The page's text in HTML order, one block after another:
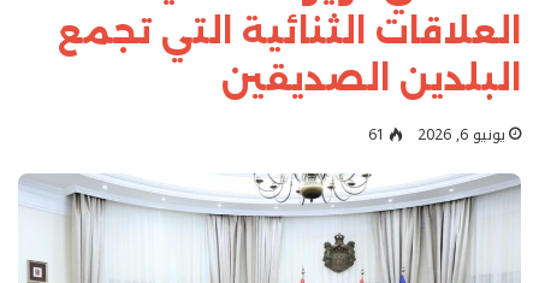
العلاقات الثنائية التي تجمع
البلدين الصديقين
يونيو 6, 2026 61